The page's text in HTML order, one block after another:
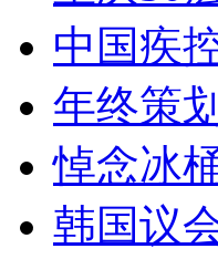
中国疾
年终策
悼念冰
韩国议